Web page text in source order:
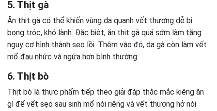
5. Thịt gà
Ăn thịt gà có thể khiến vùng da quanh vết thương dễ bị
bong tróc, khó lành. Đặc biệt, ăn thịt gà quá sớm làm tăng
nguy cơ hình thành sẹo lồi. Thêm vào đó, da gà còn làm vết
mổ đau nhức và ngứa hơn bình thường.
6. Thịt bò
Thịt bò là thực phẩm tiếp theo giải đáp thắc mắc kiêng ăn
gì để vết sẹo sau sinh mổ nói riêng và vết thương hở nói